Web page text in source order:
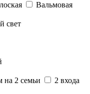
Вальмовая
свет
на 2 семьи
2 входа